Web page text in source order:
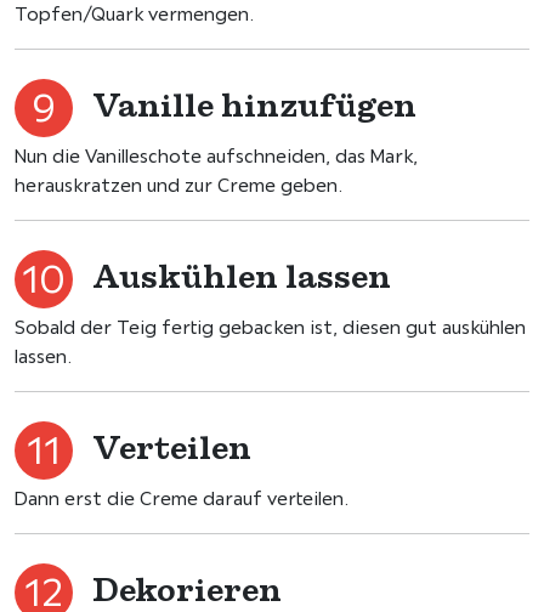
Topfen/Quark vermengen.
Vanille hinzufügen
Nun die Vanilleschote aufschneiden, das Mark,
herauskratzen und zur Creme geben.
Auskühlen lassen
Sobald der Teig fertig gebacken ist, diesen gut auskühlen
lassen.
Verteilen
Dann erst die Creme darauf verteilen.
Dekorieren